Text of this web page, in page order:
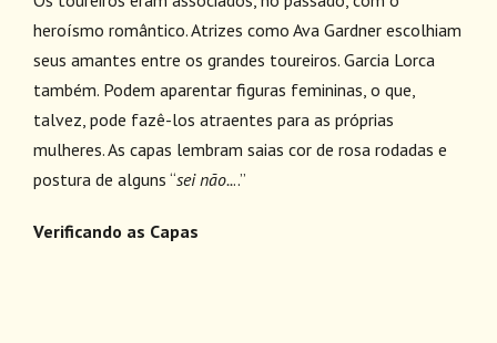
heroísmo romântico. Atrizes como Ava Gardner escolhiam
seus amantes entre os grandes toureiros. Garcia Lorca
também. Podem aparentar figuras femininas, o que,
talvez, pode fazê-los atraentes para as próprias
mulheres. As capas lembram saias cor de rosa rodadas e
postura de alguns “sei não....”
Verificando as Capas